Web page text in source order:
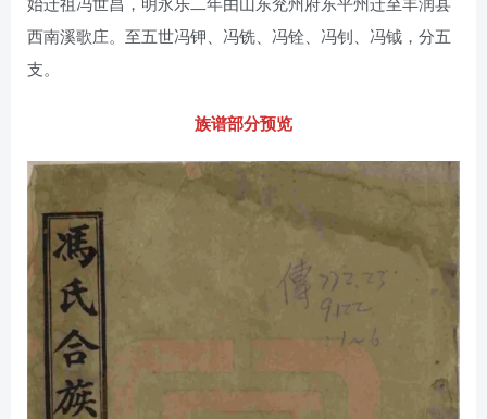
西南溪歌庄。至五世冯钾、冯铣、冯铨、冯钊、冯钺，分五
支。
族谱部分预览